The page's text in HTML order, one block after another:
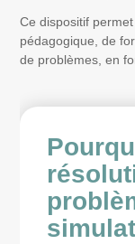
Ce dispositif
pédagogique, de
de problèmes, en